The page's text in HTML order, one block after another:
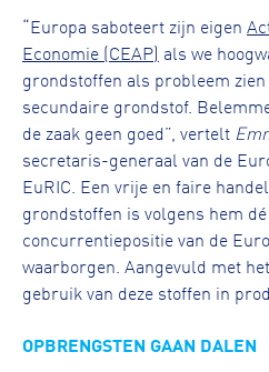
“Europa saboteert zijn eigen
Economie (CEAP) als we
grondstoffen als probleem
secundaire grondstof.
de zaak geen goed”, vertelt
secretaris-generaal van de
EuRIC. Een vrije en faire
grondstoffen is volgens hem
concurrentiepositie van de
waarborgen. Aangevuld met
gebruik van deze stoffen in
OPBRENGSTEN GAAN DALEN